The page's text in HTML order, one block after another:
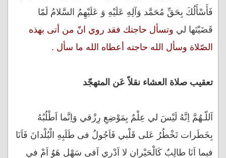
فَأَسْأَلُكَ بِحَقِّ مُحَمَّد وَآلِهِ عَلَيْهِ وَ عَلَيْهِمُ السَّلامُ لَمّا
قَضَيْتَها لي وتسأل حاجتك فقد روي انّ من أتى بهذه
الصّلاة وسأل الله حاجته أعطاه الله ما سأل .
تعقيب صلاة العشاء نقلاً عَن المتهجّد
اَللّـهُمَّ اِنَّهُ لَيْسَ لي عِلْمٌ بِمَوْضِعِ رِزْقي وَاِنَّما اَطْلُبُهُ
بِخَطَرات تَخْطُرُ عَلى قَلْبي فَاَجُولُ فى طَلَبِهِ الْبُلْدانَ فَاَنَا
فيما اَنَا طالِبٌ كَالْحَيْرانِ لا اَدْري اَفى سَهْل هَوُ اَمْ في